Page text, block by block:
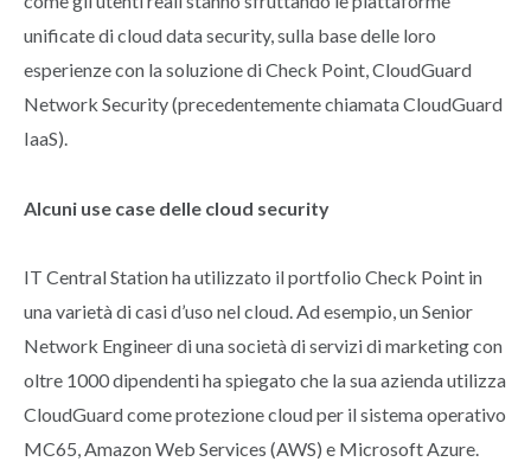
unificate di cloud data security, sulla base delle loro
esperienze con la soluzione di Check Point, CloudGuard
Network Security (precedentemente chiamata CloudGuard
IaaS).
Alcuni use case delle cloud security
IT Central Station ha utilizzato il portfolio Check Point in
una varietà di casi d’uso nel cloud. Ad esempio, un Senior
Network Engineer di una società di servizi di marketing con
oltre 1000 dipendenti ha spiegato che la sua azienda utilizza
CloudGuard come protezione cloud per il sistema operativo
MC65, Amazon Web Services (AWS) e Microsoft Azure.